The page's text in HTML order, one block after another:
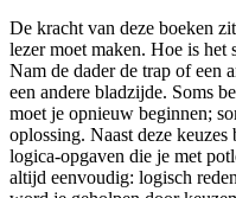
De kracht van deze boeken
lezer moet maken. Hoe is het
Nam de dader de trap of een
een andere bladzijde. Soms
moet je opnieuw beginnen;
oplossing. Naast deze
logica-opgaven die je met
altijd eenvoudig: logisch